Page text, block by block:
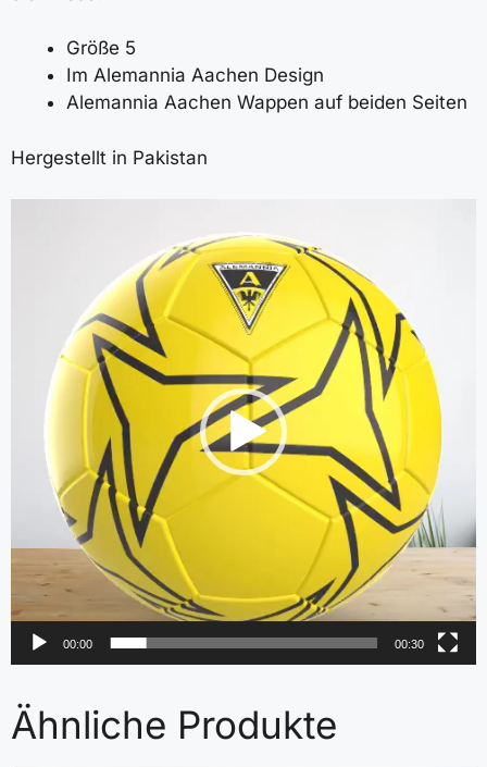
Größe 5
Im Alemannia Aachen Design
Alemannia Aachen Wappen auf beiden Seiten
Hergestellt in Pakistan
00:00 00:30
Ähnliche Produkte